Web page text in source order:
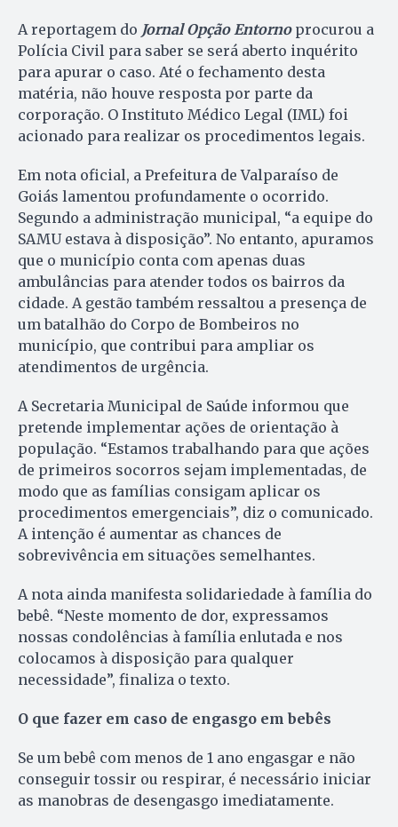
A reportagem do Jornal Opção Entornoprocurou a
Polícia Civil para saber se será aberto inquérito
para apurar o caso. Até o fechamento desta
matéria, não houve resposta por parte da
corporação. O Instituto Médico Legal (IML) foi
acionado para realizar os procedimentos legais.
Em nota oficial, a Prefeitura de Valparaíso de
Goiás lamentou profundamente o ocorrido.
Segundo a administração municipal, “a equipe do
SAMU estava à disposição”. No entanto, apuramos
que o município conta com apenas duas
ambulâncias para atender todos os bairros da
cidade. A gestão também ressaltou a presença de
um batalhão do Corpo de Bombeiros no
município, que contribui para ampliar os
atendimentos de urgência.
A Secretaria Municipal de Saúde informou que
pretende implementar ações de orientação à
população. “Estamos trabalhando para que ações
de primeiros socorros sejam implementadas, de
modo que as famílias consigam aplicar os
procedimentos emergenciais”, diz o comunicado.
A intenção é aumentar as chances de
sobrevivência em situações semelhantes.
A nota ainda manifesta solidariedade à família do
bebê. “Neste momento de dor, expressamos
nossas condolências à família enlutada e nos
colocamos à disposição para qualquer
necessidade”, finaliza o texto.
O que fazer em caso de engasgo em bebês
Se um bebê com menos de 1 ano engasgar e não
conseguir tossir ou respirar, é necessário iniciar
as manobras de desengasgo imediatamente.